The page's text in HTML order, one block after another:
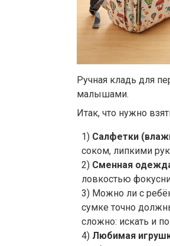
Ручная кладь для
малышами.
Итак, что нужно
Салфетки
соком, липкими
Сменная
ловкостью
Можно ли с
сумке точно
сложно: искать и
Любимая